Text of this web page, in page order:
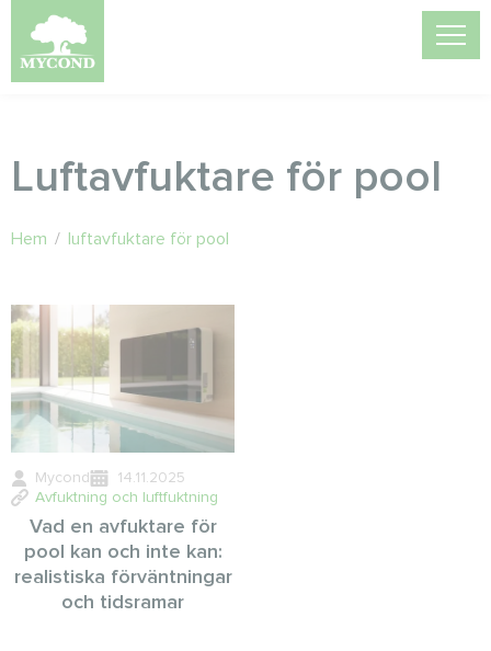
Luftavfuktare för pool
Hem / luftavfuktare för pool
Mycond
14.11.2025
Avfuktning och luftfuktning
Vad en avfuktare för
pool kan och inte kan:
realistiska förväntningar
och tidsramar